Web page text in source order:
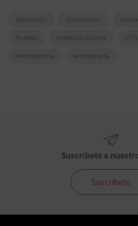
destacado distribucion
hoteles metabuscadores OTA
vendadirecta ventadirecta
Suscríbete a
Suscríbete